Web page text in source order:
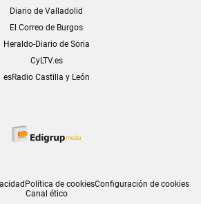
Diario de Valladolid
El Correo de Burgos
Heraldo-Diario de Soria
CyLTV.es
esRadio Castilla y León
Política de cookiesConfiguración de cookies
Canal ético